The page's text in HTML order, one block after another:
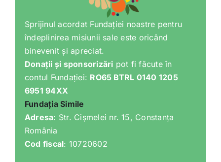
Sprijinul acordat Fundației noastre pentru
îndeplinirea misiunii sale este oricând
binevenit și apreciat.
Donații și sponsorizări pot fi făcute în
contul Fundației: RO65 BTRL 0140 1205
6951 94XX
Fundația Simile
Adresa: Str. Cișmelei nr. 15, Constanța
România
Cod fiscal: 10720602